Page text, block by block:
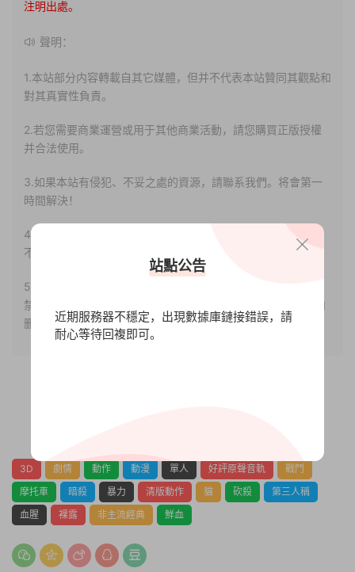
注明出處。
聲明：
1.本站部分内容轉載自其它媒體，但并不代表本站贊同其觀點和
對其真實性負責。
2.若您需要商業運營或用于其他商業活動，請您購買正版授權
并合法使用。
3.如果本站有侵犯、不妥之處的資源，請聯系我們。将會第一
時間解決！
4.本站部分内容均由互聯網收集整理，僅供大家參考、學習，
不存在任何商業目的與商業用途。
5.本站提供的所有資源僅供參考學習使用，版權歸原著所有，
禁止下載本站資源參與任何商業和非法行爲，請于24小時之内
删除!
3D 劇情 動作 動漫 單人 好評原聲音軌
戰鬥
摩托車
暗殺 暴力 清版動作 貓 砍殺
第三人稱
血腥
裸露 非主流經典 鮮血
站點公告
近期服務器不穩定，出現數據庫鏈接錯誤，請
耐心等待回複即可。